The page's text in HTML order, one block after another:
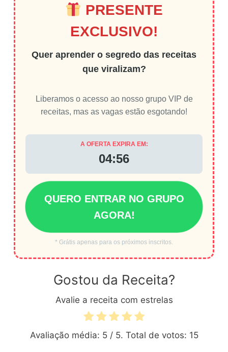
PRESENTE
EXCLUSIVO!
Quer aprender o segredo das receitas
que viralizam?
Liberamos o acesso ao nosso grupo VIP de
receitas, mas as vagas estão esgotando!
A OFERTA EXPIRA EM:
04:56
QUERO ENTRAR NO GRUPO
AGORA!
* Grátis apenas para os próximos inscritos.
Gostou da Receita?
Avalie a receita com estrelas
Avaliação média: 5/ 5. Total de votos: 15